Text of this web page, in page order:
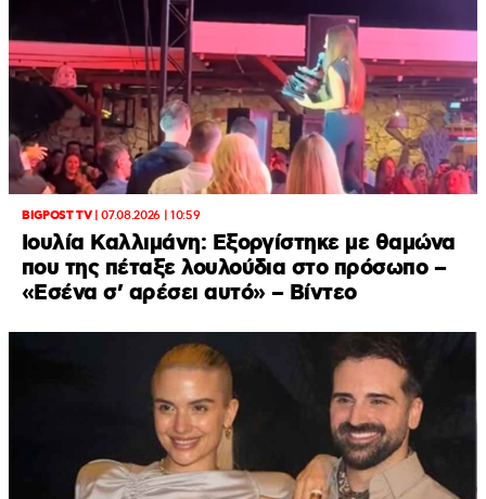
BIGPOST TV|07.08.2026 | 10:59
Ιουλία Καλλιμάνη: Εξοργίστηκε με θαμώνα
που της πέταξε λουλούδια στο πρόσωπο –
«Εσένα σ’ αρέσει αυτό» – Βίντεο